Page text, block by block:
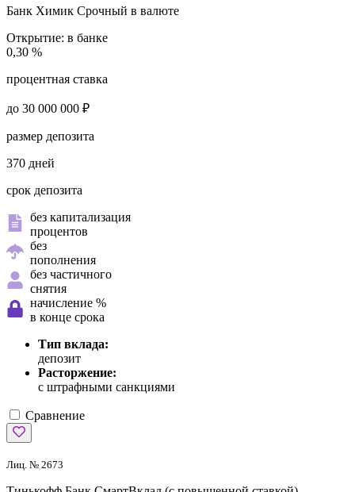
Банк Химик Срочный в валюте
Открытие: в банке
0,30 %
процентная ставка
до 30 000 000 ₽
размер депозита
370 дней
срок депозита
без капитализация
процентов
без
пополнения
без частичного
снятия
начисление %
в конце срока
Тип вклада:
депозит
Расторжение:
с штрафными санкциями
Сравнение
Лиц. № 2673